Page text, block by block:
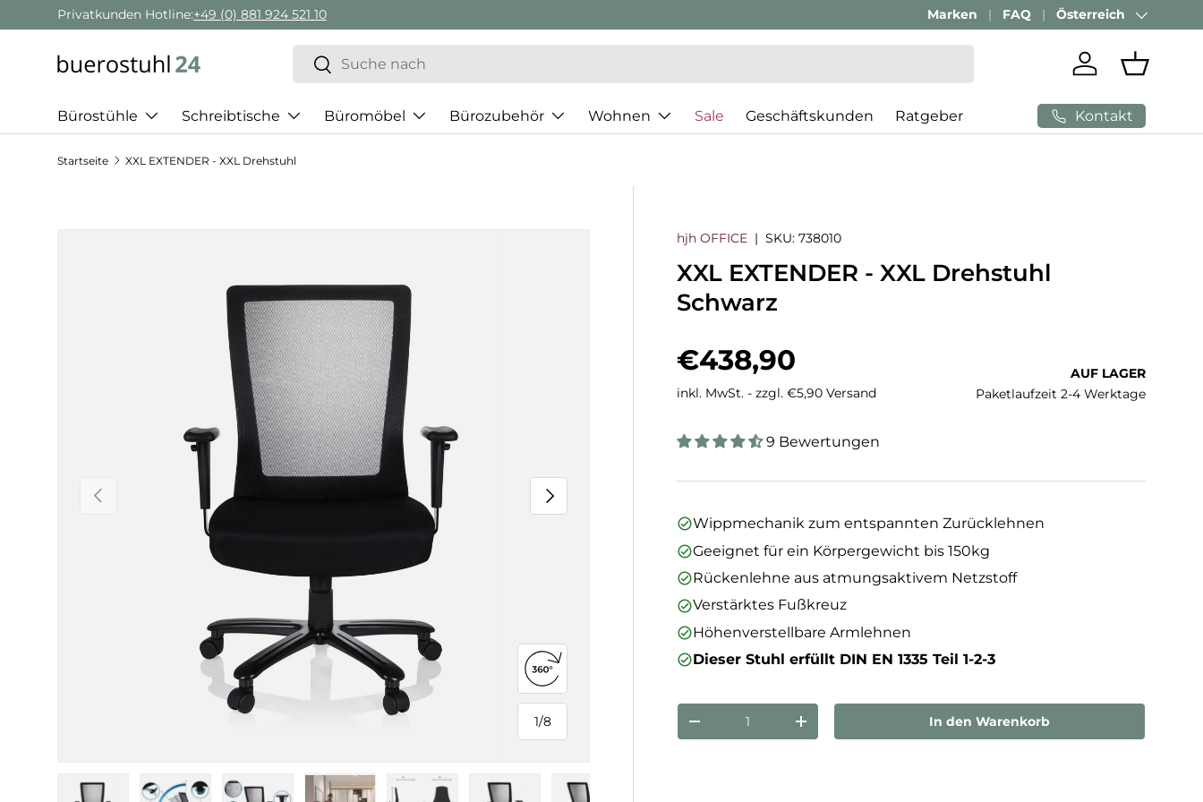
Direkt zum Inhalt
Privatkunden Hotline:+49 (0) 881 924 521 10 Marken FAQ Land/Region
Österreich
Suchen
Suchen
Einloggen
Bürostühle Schreibtische Büromöbel Bürozubehör Wohnen Sale Geschäftskunden Ratgeber Kontakt
Startseite XXL EXTENDER - XXL Drehstuhl
Vorherige
1/
von
8
Nächste
360°-Ansicht öffnen
hjh OFFICE |SKU: 738010
XXL EXTENDER - XXL Drehstuhl
Schwarz
Normaler Preis
€438,90
inkl. MwSt. - zzgl. €5,90 Versand
AUF LAGER
Paketlaufzeit 2-4 Werktage
9 Bewertungen
Wippmechanik zum entspannten Zurücklehnen
Geeignet für ein Körpergewicht bis 150kg
Rückenlehne aus atmungsaktivem Netzstoff
Verstärktes Fußkreuz
Höhenverstellbare Armlehnen
Dieser Stuhl erfüllt DIN EN 1335 Teil 1-2-3
Anzahl
Menge verringernMenge erhöhen In den Warenkorb